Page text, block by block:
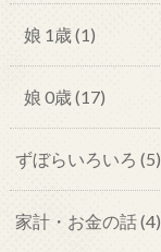
娘 1歳(1)
娘 0歳(17)
ずぼらいろいろ (5)
家計・お金の話(4)